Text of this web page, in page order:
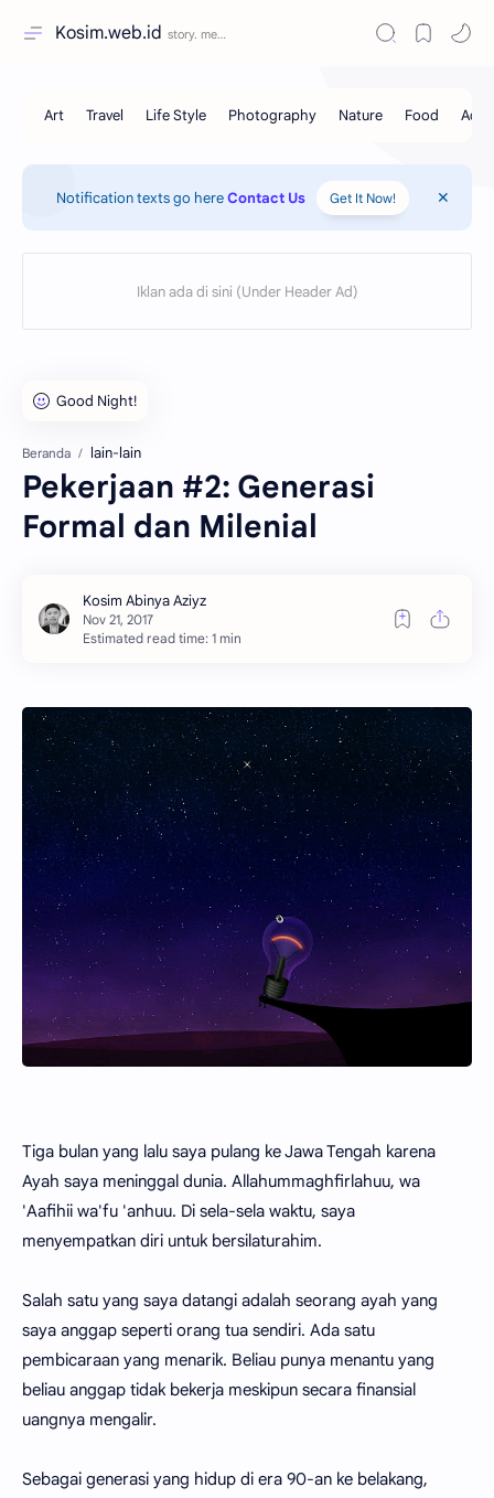
Kosim.web.id
Notification texts go hereContact Us Get It Now!
Beranda lain-lain
Pekerjaan #2: Generasi
Formal dan Milenial
Estimated read time: 1 min
Tiga bulan yang lalu saya pulang ke Jawa Tengah karena
Ayah saya meninggal dunia. Allahummaghfirlahuu, wa
'Aafihii wa'fu 'anhuu. Di sela-sela waktu, saya
menyempatkan diri untuk bersilaturahim.
Salah satu yang saya datangi adalah seorang ayah yang
saya anggap seperti orang tua sendiri. Ada satu
pembicaraan yang menarik. Beliau punya menantu yang
beliau anggap tidak bekerja meskipun secara finansial
uangnya mengalir.
Sebagai generasi yang hidup di era 90-an ke belakang,